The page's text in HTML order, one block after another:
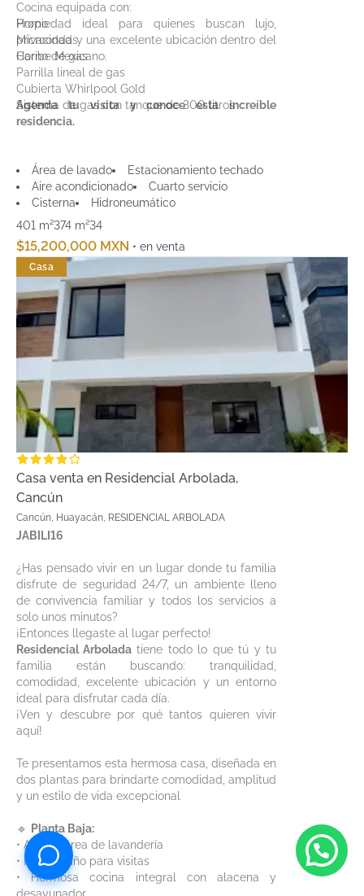
Cocina equipada con:
Horno
Microondas
Horno de gas
Parrilla lineal de gas
Cubierta Whirlpool Gold
Sistema de gas con tanque de 300 litros
Propiedad ideal para quienes buscan lujo,
privacidad y una excelente ubicación dentro del
Caribe Mexicano.
Agenda tu visita y conoce esta increíble
residencia.
Área de lavado
Estacionamiento techado
Aire acondicionado
Cuarto servicio
Cisterna
Hidroneumático
401 m²374 m²34
$15,200,000 MXN • en venta
Casa
Casa venta en Residencial Arbolada,
Cancún
Cancún, Huayacán, RESIDENCIAL ARBOLADA
JABILI16
¿Has pensado vivir en un lugar donde tu familia
disfrute de seguridad 24/7, un ambiente lleno
de convivencia familiar y todos los servicios a
solo unos minutos?
¡Entonces llegaste al lugar perfecto!
Residencial Arbolada tiene todo lo que tú y tu
familia están buscando: tranquilidad,
comodidad, excelente ubicación y un entorno
ideal para disfrutar cada día.
¡Ven y descubre por qué tantos quieren vivir
aquí!
Te presentamos esta hermosa casa, diseñada en
dos plantas para brindarte comodidad, amplitud
y un estilo de vida excepcional
🔹
Planta Baja:
• Amplia área de lavandería
• Medio baño para visitas
• Hermosa cocina integral con alacena y